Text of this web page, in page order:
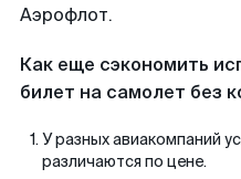
Аэрофлот.
Как еще сэкономить
билет на самолет без
У разных авиакомпаний
различаются по цене.